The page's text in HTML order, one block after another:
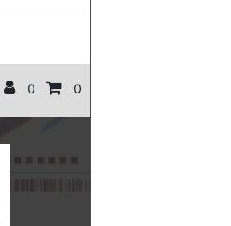
0 0